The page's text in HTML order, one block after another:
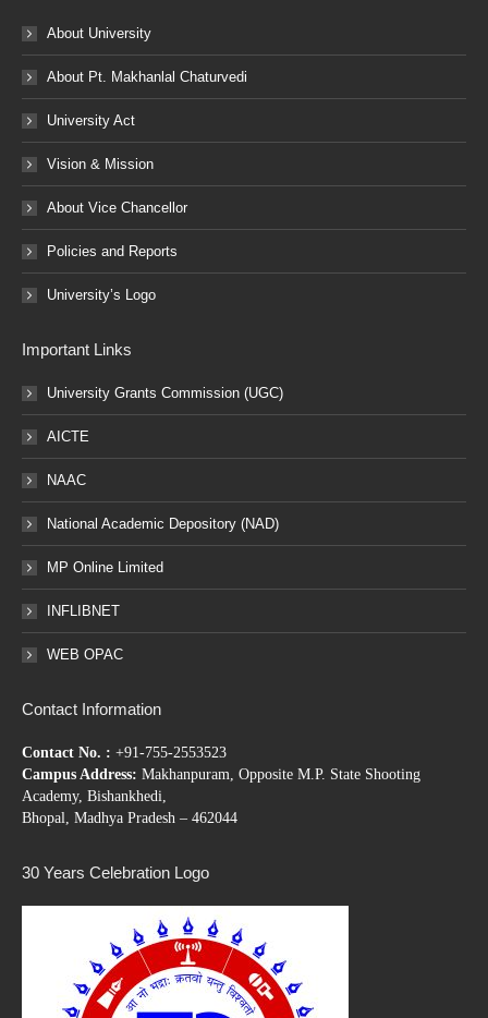
About University
About Pt. Makhanlal Chaturvedi
University Act
Vision & Mission
About Vice Chancellor
Policies and Reports
University’s Logo
Important Links
University Grants Commission (UGC)
AICTE
NAAC
National Academic Depository (NAD)
MP Online Limited
INFLIBNET
WEB OPAC
Contact Information
Contact No. : +91-755-2553523
Campus Address: Makhanpuram, Opposite M.P. State Shooting
Academy, Bishankhedi,
Bhopal, Madhya Pradesh – 462044
30 Years Celebration Logo